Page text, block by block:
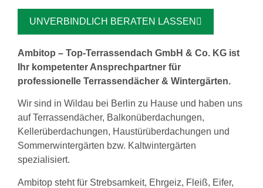
UNVERBINDLICH BERATEN LASSEN
Ambitop – Top-Terrassendach GmbH & Co. KG ist
Ihr kompetenter Ansprechpartner für
professionelle Terrassendächer & Wintergärten.
Wir sind in Wildau bei Berlin zu Hause und haben uns
auf Terrassendächer, Balkonüberdachungen,
Kellerüberdachungen, Haustürüberdachungen und
Sommerwintergärten bzw. Kaltwintergärten
spezialisiert.
Ambitop steht für Strebsamkeit, Ehrgeiz, Fleiß, Eifer,